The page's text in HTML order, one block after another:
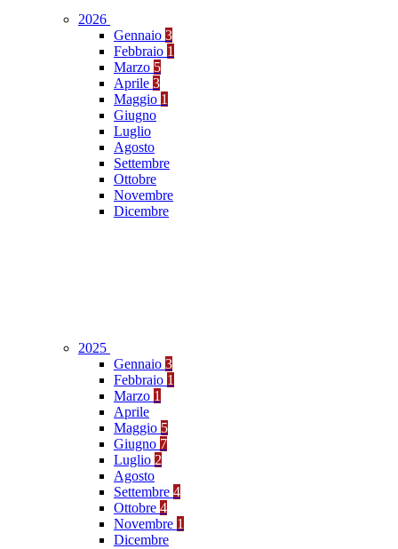
2026
Gennaio 3
Febbraio 1
Marzo 5
Aprile 3
Maggio 1
Giugno
Luglio
Agosto
Settembre
Ottobre
Novembre
Dicembre
2025
Gennaio 3
Febbraio 1
Marzo 1
Aprile
Maggio 5
Giugno 7
Luglio 2
Agosto
Settembre 4
Ottobre 4
Novembre 1
Dicembre